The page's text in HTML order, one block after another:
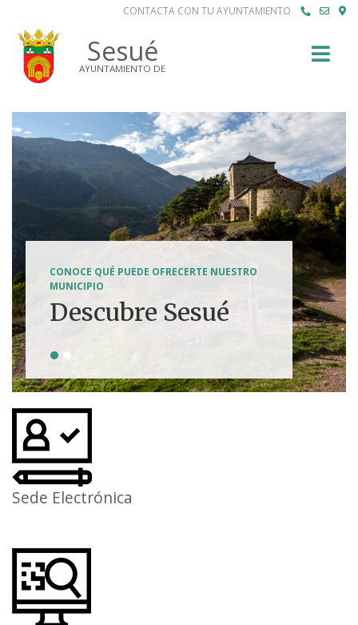
CONTACTA CON TU AYUNTAMIENTO
Sesué
AYUNTAMIENTO DE
CONOCE QUÉ PUEDE OFRECERTE NUESTRO
MUNICIPIO
Descubre Sesué
Tierra de
aventuras
Sede Electrónica